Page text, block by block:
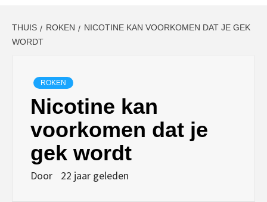
THUIS ROKEN
NICOTINE KAN VOORKOMEN DAT JE GEK
WORDT
ROKEN
Nicotine kan
voorkomen dat je
gek wordt
Door 22 jaar geleden